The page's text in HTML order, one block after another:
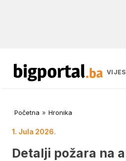
Početna » Hronika
1. Jula 2026.
Detalji požara na